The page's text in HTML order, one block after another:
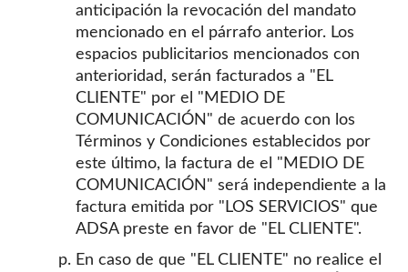
anticipación la revocación del mandato
mencionado en el párrafo anterior. Los
espacios publicitarios mencionados con
anterioridad, serán facturados a "EL
CLIENTE" por el "MEDIO DE
COMUNICACIÓN" de acuerdo con los
Términos y Condiciones establecidos por
este último, la factura de el "MEDIO DE
COMUNICACIÓN" será independiente a la
factura emitida por "LOS SERVICIOS" que
ADSA preste en favor de "EL CLIENTE".
En caso de que "EL CLIENTE" no realice el